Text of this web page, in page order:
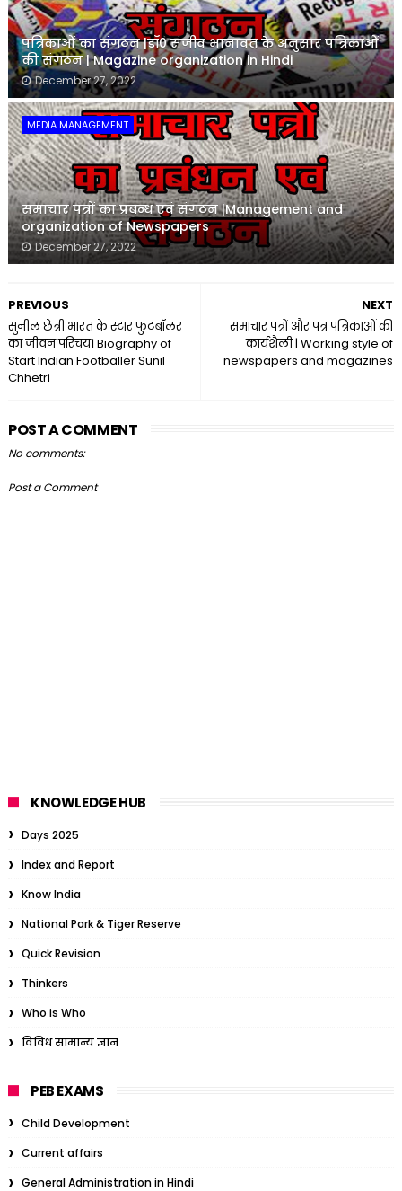
पत्रिकाओं का संगठन |डॉ0 संजीव भानावत के अनुसार पत्रिकाओं
की संगठन | Magazine organization in Hindi
December 27, 2022
MEDIA MANAGEMENT
समाचार पत्रों का प्रबन्ध एवं संगठन |Management and
organization of Newspapers
December 27, 2022
NEXT
समाचार पत्रों और पत्र पत्रिकाओं की
कार्यशैली | Working style of
newspapers and magazines
PREVIOUS
सुनील छेत्री भारत के स्टार फुटबॉलर
का जीवन परिचय। Biography of
Start Indian Footballer Sunil
Chhetri
POST A COMMENT
No comments:
Post a Comment
KNOWLEDGE HUB
Days 2025
Index and Report
Know India
National Park & Tiger Reserve
Quick Revision
Thinkers
Who is Who
विविध सामान्य ज्ञान
PEB EXAMS
Child Development
Current affairs
General Administration in Hindi